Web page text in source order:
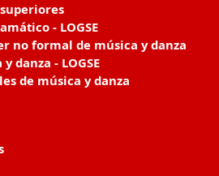
- LOGSE
no formal de música y danza
danza - LOGSE
de música y danza